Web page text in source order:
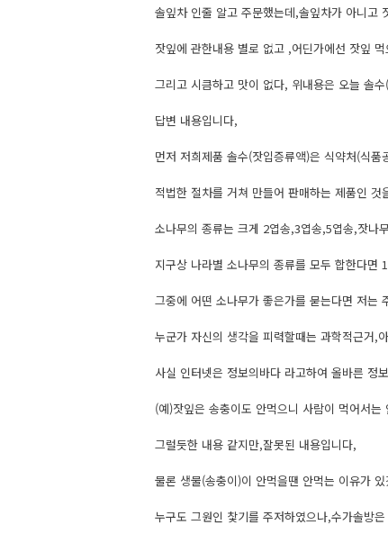
솔잎차 인줄 알고 주문했는데,솔잎차가 아니고
잣잎에 관한내용 별로 없고 ,어딘가에선 잣잎
그리고 시큼하고 맛이 없다, 위내용은 오늘 솔
답변 내용입니다,
먼저 저희제품 솔수(잣입증류액)은 식약처(식
적법한 절차를 거쳐 만들어 판매하는 제품인 것
소나무의 종류는 크게 2엽송,3엽송,5엽송,잣나
지구상 나라별 소나무의 종류를 모두 합한다면
그중에 어떤 소나무가 좋은가를 묻는다면 저는
누군가 자신의 생각을 피력할때는 과학적근거,
사실 인터넷은 정보의바다 라고하여 올바른 정
(예)잣잎은 송충이도 안먹으니 사람이 먹어서는
그럴듯한 내용 같지만,잘못된 내용입니다,
물론 생물(송충이)이 안먹을땐 안먹는 이유가 있
누구도 그원인 찿기를 주저하였으나,수가솔방